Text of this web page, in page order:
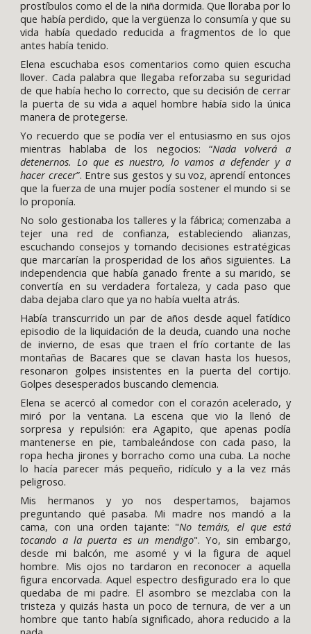
prostíbulos como el de la niña dormida. Que lloraba por lo
que había perdido, que la vergüenza lo consumía y que su
vida había quedado reducida a fragmentos de lo que
antes había tenido.
Elena escuchaba esos comentarios como quien escucha
llover. Cada palabra que llegaba reforzaba su seguridad
de que había hecho lo correcto, que su decisión de cerrar
la puerta de su vida a aquel hombre había sido la única
manera de protegerse.
Yo recuerdo que se podía ver el entusiasmo en sus ojos
mientras hablaba de los negocios: “Nada volverá a
detenernos. Lo que es nuestro, lo vamos a defender y a
hacer crecer”. Entre sus gestos y su voz, aprendí entonces
que la fuerza de una mujer podía sostener el mundo si se
lo proponía.
No solo gestionaba los talleres y la fábrica; comenzaba a
tejer una red de confianza, estableciendo alianzas,
escuchando consejos y tomando decisiones estratégicas
que marcarían la prosperidad de los años siguientes. La
independencia que había ganado frente a su marido, se
convertía en su verdadera fortaleza, y cada paso que
daba dejaba claro que ya no había vuelta atrás.
Había transcurrido un par de años desde aquel fatídico
episodio de la liquidación de la deuda, cuando una noche
de invierno, de esas que traen el frío cortante de las
montañas de Bacares que se clavan hasta los huesos,
resonaron golpes insistentes en la puerta del cortijo.
Golpes desesperados buscando clemencia.
Elena se acercó al comedor con el corazón acelerado, y
miró por la ventana. La escena que vio la llenó de
sorpresa y repulsión: era Agapito, que apenas podía
mantenerse en pie, tambaleándose con cada paso, la
ropa hecha jirones y borracho como una cuba. La noche
lo hacía parecer más pequeño, ridículo y a la vez más
peligroso.
Mis hermanos y yo nos despertamos, bajamos
preguntando qué pasaba. Mi madre nos mandó a la
cama, con una orden tajante: "No temáis, el que está
tocando a la puerta es un mendigo". Yo, sin embargo,
desde mi balcón, me asomé y vi la figura de aquel
hombre. Mis ojos no tardaron en reconocer a aquella
figura encorvada. Aquel espectro desfigurado era lo que
quedaba de mi padre. El asombro se mezclaba con la
tristeza y quizás hasta un poco de ternura, de ver a un
hombre que tanto había significado, ahora reducido a la